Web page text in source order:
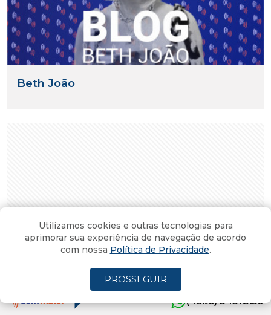
Beth João
(4oito) 3431.5150
Utilizamos cookies e outras tecnologias para
aprimorar sua experiência de navegação de acordo
com nossa Política de Privacidade.
PROSSEGUIR